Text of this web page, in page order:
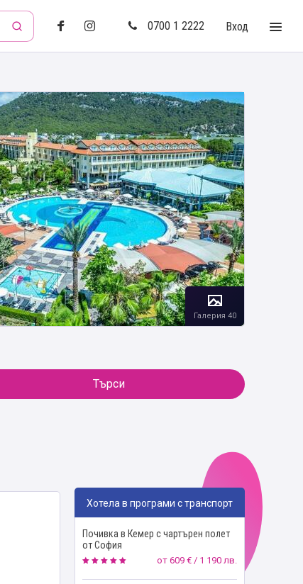
0700 1 2222
Вход
Галерия 40
Търси
Хотела в програми с транспорт
Почивка в Кемер с чартърен полет
от София
от 609 € / 1 190 лв.